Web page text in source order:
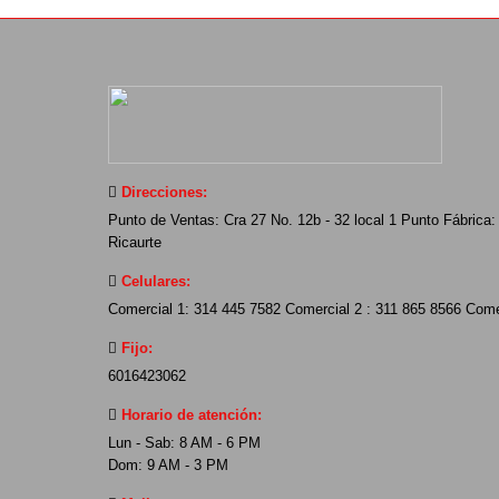
Direcciones:
Punto de Ventas: Cra 27 No. 12b - 32 local 1 Punto
Ricaurte
Celulares:
Comercial 1: 314 445 7582 Comercial 2 : 311 865 8566
Fijo:
6016423062
Horario de atención:
Lun - Sab: 8 AM - 6 PM
Dom: 9 AM - 3 PM